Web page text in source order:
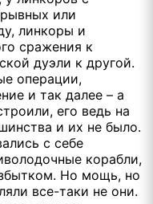
или
линкоры и
сражения к
дуэли к другой.
операции,
и так далее – а
его ведь на
и их не было.
с себе
корабли,
Но мощь, но
все-таки не они.